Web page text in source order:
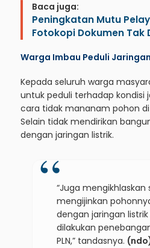
Baca juga:
Peningkatan Mutu
Fotokopi Dokumen Tak
Warga Imbau Peduli
Kepada seluruh warga
untuk peduli terhadap kondisi
cara tidak mananam pohon
Selain tidak mendirikan
dengan jaringan listrik.
“Juga mengikhlaskan
mengijinkan
dengan jaringan
dilakukan
PLN,” tandasnya.